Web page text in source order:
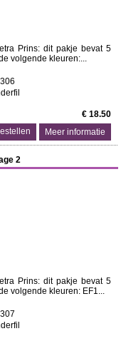
Prins: dit pakje bevat 5
volgende kleuren:...
€ 18.50
Meer informatie
2
Prins: dit pakje bevat 5
volgende kleuren: EF1...